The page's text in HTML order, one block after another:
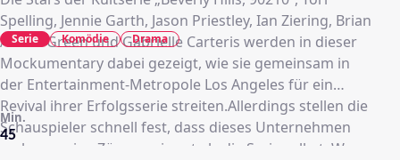
Spelling, Jennie Garth, Jason Priestley, Ian Ziering, Brian
Austin Green und Gabrielle Carteris werden in dieser
Mockumentary dabei gezeigt, wie sie gemeinsam in
der Entertainment-Metropole Los Angeles für ein
Revival ihrer Erfolgsserie streiten.Allerdings stellen die
Schauspieler schnell fest, dass dieses Unternehmen
mehr soapige Züge annimmt als die Serie selbst. Was
45
Min.
Serie Komödie Drama